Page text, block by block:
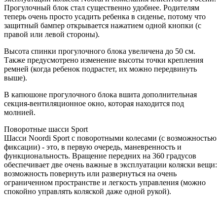
Прогулочный блок стал существенно удобнее. Родителям
теперь очень просто усадить ребенка в сиденье, потому что
защитный бампер открывается нажатием одной кнопки (с
правой или левой стороны).
Высота спинки прогулочного блока увеличена до 50 см.
Также предусмотрено изменение высоты точки крепления
ремней (когда ребенок подрастет, их можно передвинуть
выше).
В капюшоне прогулочного блока вшита дополнительная
секция-вентиляционное окно, которая находится под
молнией.
Поворотные шасси Sport
Шасси Noordi Sport с поворотными колесами (с возможностью
фиксации) - это, в первую очередь, маневренность и
функциональность. Вращение передних на 360 градусов
обеспечивает две очень важные в эксплуатации коляски вещи:
возможность повернуть или развернуться на очень
ограниченном пространстве и легкость управления (можно
спокойно управлять коляской даже одной рукой).